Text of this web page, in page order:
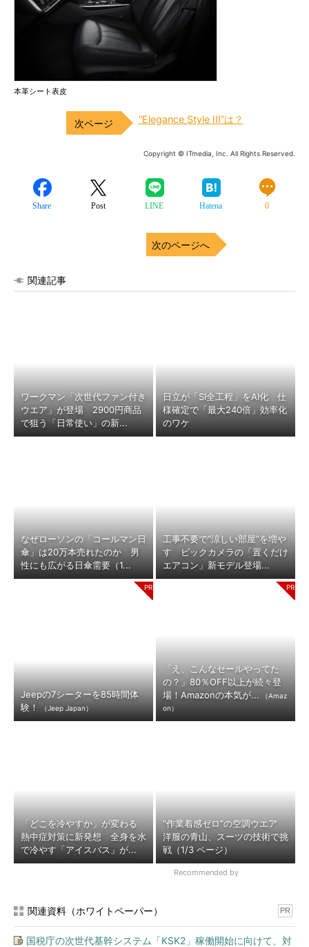
本革シート表皮
“Elegance Style III”は？
Copyright © ITmedia, Inc. All Rights Reserved.
Share Post LINE Hatena 0
次のページへ
関連記事
ワークマン「次世代ファン付き
ウエア」が登場 2900円商品
で狙う「日常使い」の新...
日立が「SI全工程」をAI化 仕
様確定で「最大240倍」効率化
のワケ
なぜローソンの「コールマン日
傘」は20万本売れたのか 男
性にも広がる日傘需要（1...
工事不要で“涼しい部屋”を増や
す ビックカメラの「置くだけ
エアコン」新モデル登場...
Jeepの7シーターを85時間体
験！
（Jeep Japan）
「え、こんなセールやってた
の？」80％OFF以上が続々登
場！Amazonの本気が...
（Amaz
on）
「どこを冷やすか」が変わる
熱中症対策に新発想 全身を水
で冷やす「アイスバス」が...
“作業着感ゼロ”の空調ウエア
洋服の青山、スーツの技術で挑
戦（1/3 ページ）
Recommended by
関連資料（ホワイトペーパー） PR
国税庁の次世代基幹システム「KSK2」稼働開始に向けて、対